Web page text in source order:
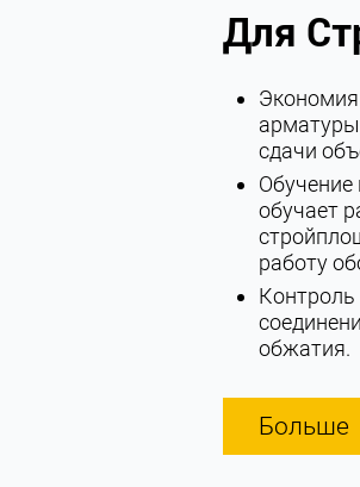
Для
Экономия
сдачи
Обучение
обучает
работу
Контроль
обжатия.
Больше